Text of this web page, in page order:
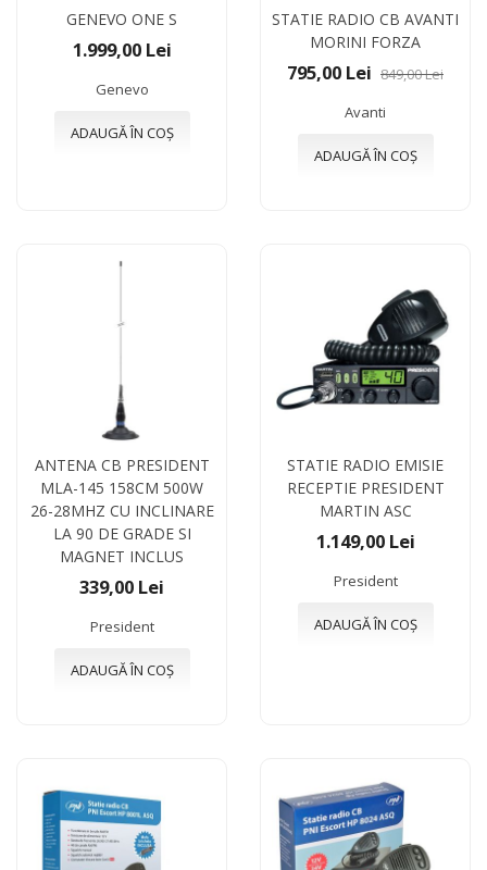
GENEVO ONE S
1.999,00 Lei
Genevo
ADAUGĂ ÎN COȘ
STATIE RADIO CB AVANTI
MORINI FORZA
795,00 Lei 849,00 Lei
Avanti
ADAUGĂ ÎN COȘ
ANTENA CB PRESIDENT
MLA-145 158CM 500W
26-28MHZ CU INCLINARE
LA 90 DE GRADE SI
MAGNET INCLUS
339,00 Lei
President
ADAUGĂ ÎN COȘ
STATIE RADIO EMISIE
RECEPTIE PRESIDENT
MARTIN ASC
1.149,00 Lei
President
ADAUGĂ ÎN COȘ